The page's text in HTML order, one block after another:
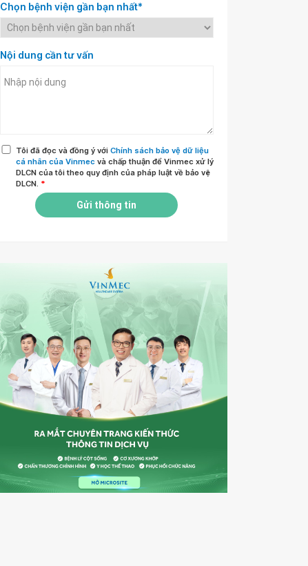
Chọn bệnh viện gần bạn nhất*
Nội dung cần tư vấn
Tôi đã đọc và đồng ý với Chính sách bảo vệ dữ liệu
cá nhân của Vinmec và chấp thuận để Vinmec xử lý
DLCN của tôi theo quy định của pháp luật về bảo vệ
DLCN. *
Gửi thông tin